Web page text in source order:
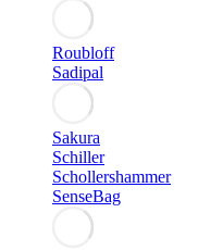
Roubloff
Sadipal
Sakura
Schiller
Schollershammer
SenseBag